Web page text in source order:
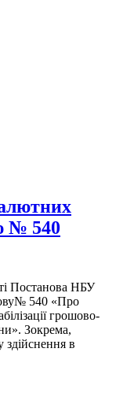
№ 540
Постанова НБУ
540 «Про
грошово-
Зокрема,
в